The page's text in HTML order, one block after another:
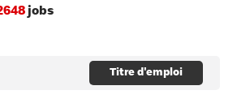
jobs
Titre d'emploi